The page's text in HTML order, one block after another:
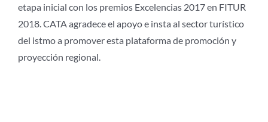
etapa inicial con los premios Excelencias 2017 en FITUR
2018. CATA agradece el apoyo e insta al sector turístico
del istmo a promover esta plataforma de promoción y
proyección regional.